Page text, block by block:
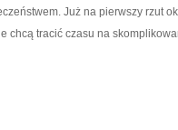
Już na pierwszy rzut
chcą tracić czasu na